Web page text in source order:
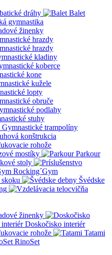
dráhy
Balet
gymnastika
žinenky
hrazdy
hrazdy
kladiny
koberce
kone
kužele
lopty
obruče
podlahy
stuhy
Gymnastické trampolíny
konštrukcia
rohože
mostíky
Parkour
stoly
Rocking´Gym
skoku
Švédske
žinenky
Doskočisko interiér
rohože
Tatami
RinoSet